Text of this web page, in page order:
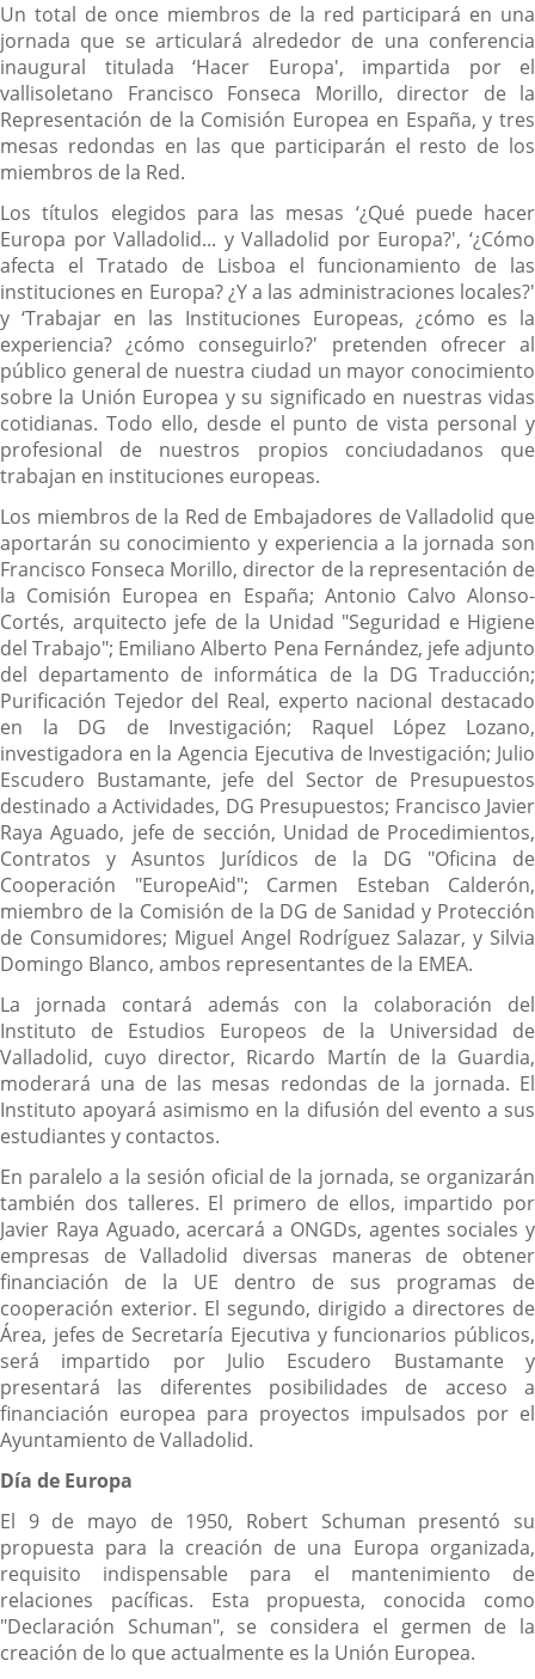
Un total de once miembros de la red participará en una
jornada que se articulará alrededor de una conferencia
inaugural titulada ‘Hacer Europa', impartida por el
vallisoletano Francisco Fonseca Morillo, director de la
Representación de la Comisión Europea en España, y tres
mesas redondas en las que participarán el resto de los
miembros de la Red.
Los títulos elegidos para las mesas ‘¿Qué puede hacer
Europa por Valladolid... y Valladolid por Europa?', ‘¿Cómo
afecta el Tratado de Lisboa el funcionamiento de las
instituciones en Europa? ¿Y a las administraciones locales?'
y ‘Trabajar en las Instituciones Europeas, ¿cómo es la
experiencia? ¿cómo conseguirlo?' pretenden ofrecer al
público general de nuestra ciudad un mayor conocimiento
sobre la Unión Europea y su significado en nuestras vidas
cotidianas. Todo ello, desde el punto de vista personal y
profesional de nuestros propios conciudadanos que
trabajan en instituciones europeas.
Los miembros de la Red de Embajadores de Valladolid que
aportarán su conocimiento y experiencia a la jornada son
Francisco Fonseca Morillo, director de la representación de
la Comisión Europea en España; Antonio Calvo Alonso-
Cortés, arquitecto jefe de la Unidad "Seguridad e Higiene
del Trabajo"; Emiliano Alberto Pena Fernández, jefe adjunto
del departamento de informática de la DG Traducción;
Purificación Tejedor del Real, experto nacional destacado
en la DG de Investigación; Raquel López Lozano,
investigadora en la Agencia Ejecutiva de Investigación; Julio
Escudero Bustamante, jefe del Sector de Presupuestos
destinado a Actividades, DG Presupuestos; Francisco Javier
Raya Aguado, jefe de sección, Unidad de Procedimientos,
Contratos y Asuntos Jurídicos de la DG "Oficina de
Cooperación "EuropeAid"; Carmen Esteban Calderón,
miembro de la Comisión de la DG de Sanidad y Protección
de Consumidores; Miguel Angel Rodríguez Salazar, y Silvia
Domingo Blanco, ambos representantes de la EMEA.
La jornada contará además con la colaboración del
Instituto de Estudios Europeos de la Universidad de
Valladolid, cuyo director, Ricardo Martín de la Guardia,
moderará una de las mesas redondas de la jornada. El
Instituto apoyará asimismo en la difusión del evento a sus
estudiantes y contactos.
En paralelo a la sesión oficial de la jornada, se organizarán
también dos talleres. El primero de ellos, impartido por
Javier Raya Aguado, acercará a ONGDs, agentes sociales y
empresas de Valladolid diversas maneras de obtener
financiación de la UE dentro de sus programas de
cooperación exterior. El segundo, dirigido a directores de
Área, jefes de Secretaría Ejecutiva y funcionarios públicos,
será impartido por Julio Escudero Bustamante y
presentará las diferentes posibilidades de acceso a
financiación europea para proyectos impulsados por el
Ayuntamiento de Valladolid.
Día de Europa
El 9 de mayo de 1950, Robert Schuman presentó su
propuesta para la creación de una Europa organizada,
requisito indispensable para el mantenimiento de
relaciones pacíficas. Esta propuesta, conocida como
"Declaración Schuman", se considera el germen de la
creación de lo que actualmente es la Unión Europea.